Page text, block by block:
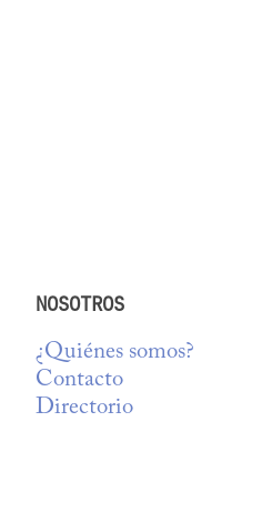
NOSOTROS
¿Quiénes somos?
Contacto
Directorio